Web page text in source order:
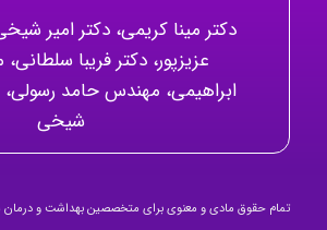
دکتر مینا کریمی، دکتر امیر
عزیزپور، دکتر فریبا
ابراهیمی، مهندس حامد
شیخی
تمام حقوق مادی و معنوی برای متخصصین بهداشت و